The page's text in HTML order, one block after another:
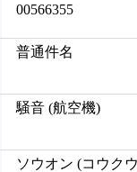
00566355
普通件名
騒音 (航空機)
ソウオン (コウク